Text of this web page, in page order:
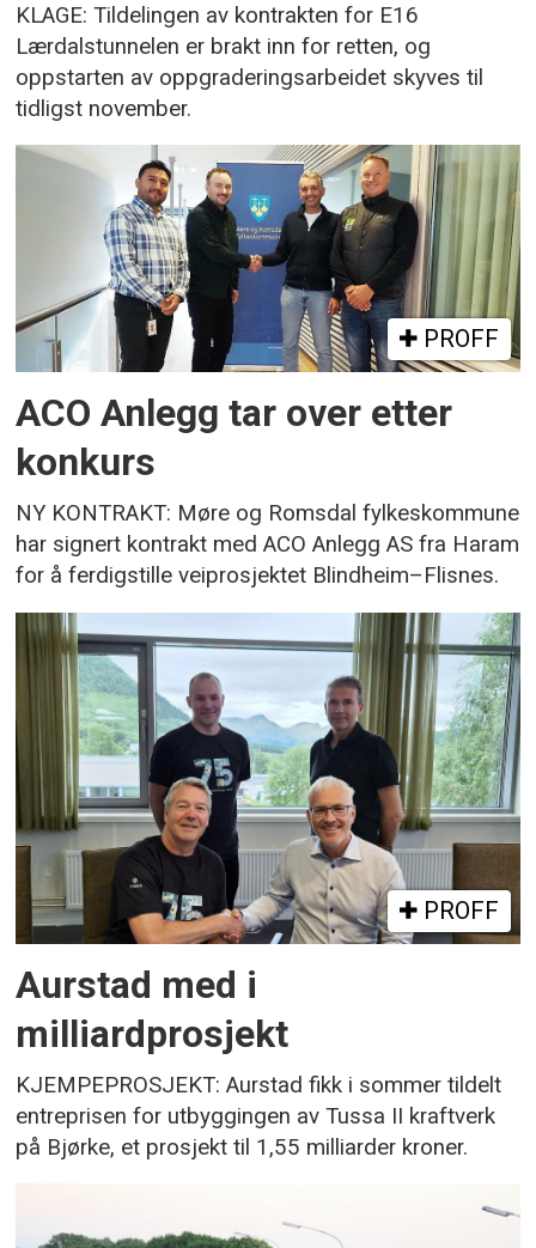
KLAGE: Tildelingen av kontrakten for E16
Lærdalstunnelen er brakt inn for retten, og
oppstarten av oppgraderingsarbeidet skyves til
tidligst november.
PROFF
ACO Anlegg tar over etter
konkurs
NY KONTRAKT: Møre og Romsdal fylkeskommune
har signert kontrakt med ACO Anlegg AS fra Haram
for å ferdigstille veiprosjektet Blindheim–Flisnes.
PROFF
Aurstad med i
milliardprosjekt
KJEMPEPROSJEKT: Aurstad fikk i sommer tildelt
entreprisen for utbyggingen av Tussa II kraftverk
på Bjørke, et prosjekt til 1,55 milliarder kroner.